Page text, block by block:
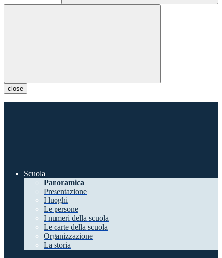
close
Scuola
Panoramica
Presentazione
I luoghi
Le persone
I numeri della scuola
Le carte della scuola
Organizzazione
La storia